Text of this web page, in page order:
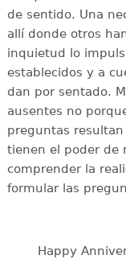
de sentido. Una
allí donde otros
inquietud lo
establecidos y a
dan por sentado.
ausentes no
preguntas
tienen el poder de
comprender la
formular las
Happy